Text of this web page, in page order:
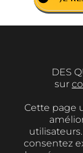
DES
sur
Cette page
consentez